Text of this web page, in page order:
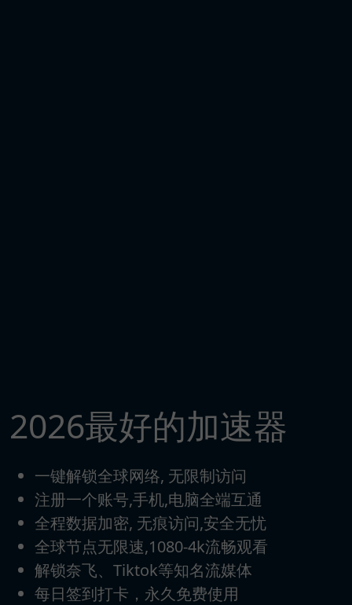
2026最好的加速器
一键解锁全球网络, 无限制访问
注册一个账号,手机,电脑全端互通
全程数据加密, 无痕访问,安全无忧
全球节点无限速,1080-4k流畅观看
解锁奈飞、Tiktok等知名流媒体
每日签到打卡，永久免费使用